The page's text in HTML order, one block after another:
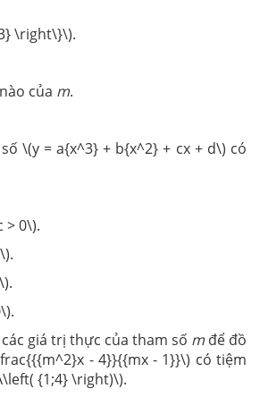
\right\}\).
của m.
\(y = a{x^3} + b{x^2} + cx + d\) có
> 0\).
giá trị thực của tham số m để đồ
- 4}}{{mx - 1}}\) có tiệm
{1;4} \right)\).